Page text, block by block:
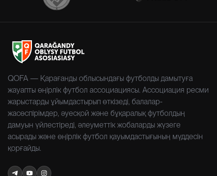
QOFA — Қарағанды облысындағы футболды дамытуға
жауапты өңірлік футбол ассоциациясы. Ассоциация ресми
жарыстарды ұйымдастырып өткізеді, балалар-
жасөспірімдер, әуесқой және бұқаралық футболдың
дамуын үйлестіреді, әлеуметтік жобаларды жүзеге
асырады және өңірлік футбол қауымдастығының мүддесін
қорғайды.